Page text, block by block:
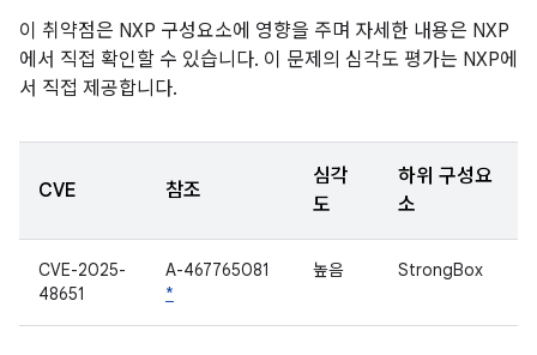
이 취약점은 NXP 구성요소에 영향을 주며 자세한 내용은 NXP
에서 직접 확인할 수 있습니다. 이 문제의 심각도 평가는 NXP에
서 직접 제공합니다.
CVE 참조
심각
도
하위 구성요
소
CVE-2025-
48651
A-467765081
*
높음 StrongBox